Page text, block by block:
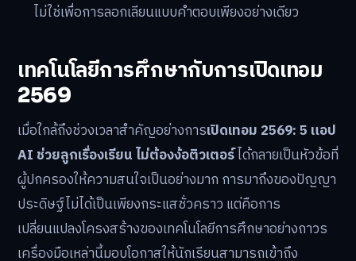
ไม่ใช่เพื่อการลอกเลียนแบบคำตอบเพียงอย่างเดียว
เทคโนโลยีการศึกษากับการเปิดเทอม
2569
เมื่อใกล้ถึงช่วงเวลาสำคัญอย่างการเปิดเทอม 2569: 5 แอป
AI ช่วยลูกเรื่องเรียน ไม่ต้องง้อติวเตอร์ได้กลายเป็นหัวข้อที่
ผู้ปกครองให้ความสนใจเป็นอย่างมาก การมาถึงของปัญญา
ประดิษฐ์ไม่ได้เป็นเพียงกระแสชั่วคราว แต่คือการ
เปลี่ยนแปลงโครงสร้างของเทคโนโลยีการศึกษาอย่างถาวร
เครื่องมือเหล่านี้มอบโอกาสให้นักเรียนสามารถเข้าถึง